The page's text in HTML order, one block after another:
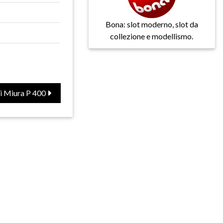
Miura P 400
Bona: slot moderno, slot da
collezione e modellismo.